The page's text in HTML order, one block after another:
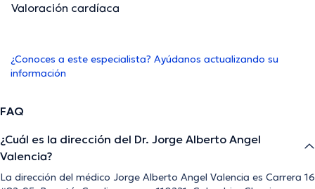
Valoración cardíaca
¿Conoces a este especialista? Ayúdanos actualizando su
información
FAQ
¿Cuál es la dirección del Dr. Jorge Alberto Angel
Valencia?
La dirección del médico Jorge Alberto Angel Valencia es Carrera 16